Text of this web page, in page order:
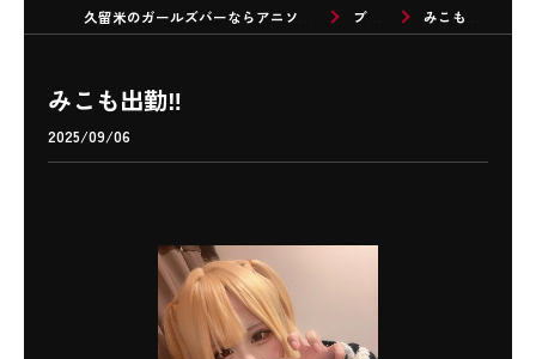
ブログ みこも出勤‼️
みこも出勤‼️
2025/09/06